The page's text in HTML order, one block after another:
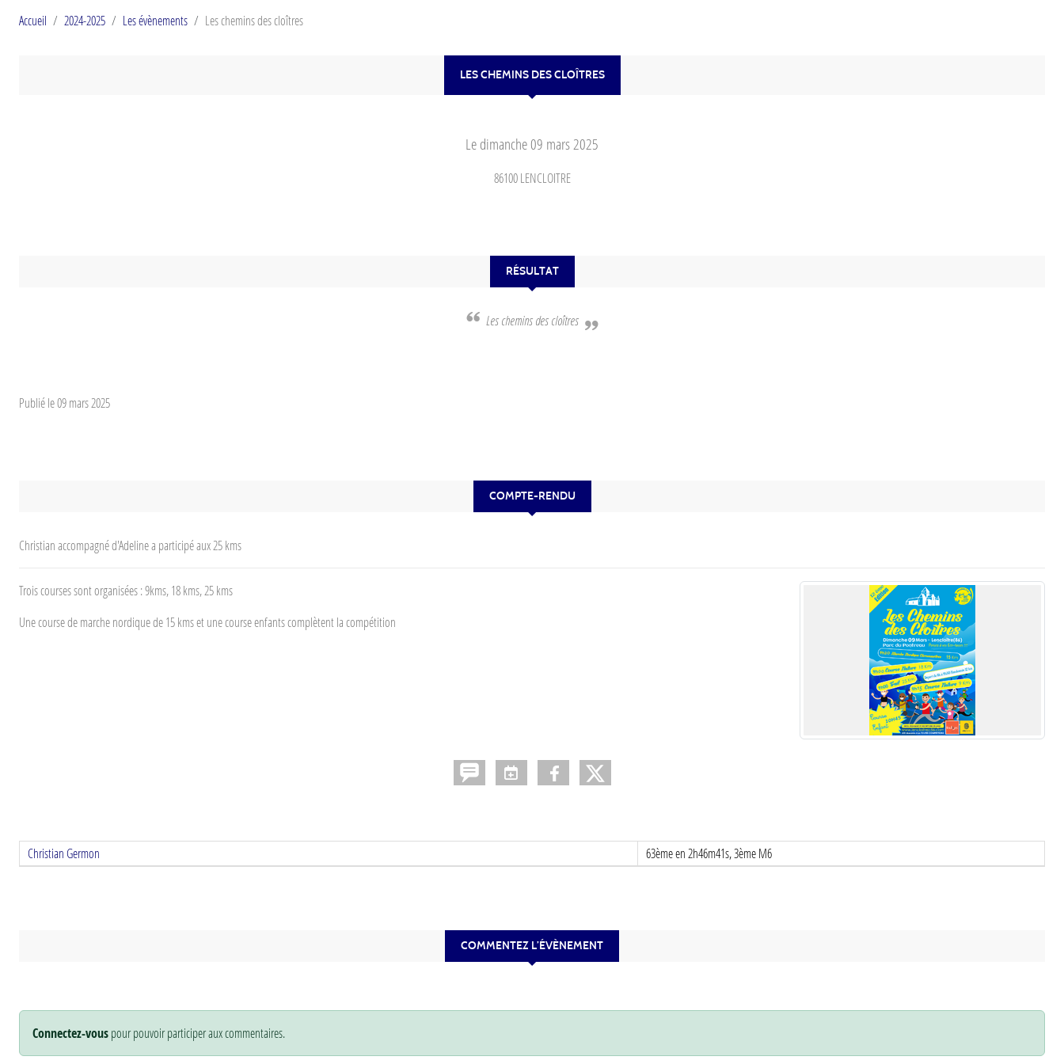
Accueil 2024-2025 Les évènements Les chemins des cloîtres
LES CHEMINS DES CLOÎTRES
Le dimanche09 mars 2025
86100 LENCLOITRE
RÉSULTAT
Les chemins des cloîtres
Publié le09 mars 2025
COMPTE-RENDU
Christian accompagné d'Adeline a participé aux 25 kms
Trois courses sont organisées : 9kms, 18 kms, 25 kms
Une course de marche nordique de 15 kms et une course enfants complètent la compétition
Christian Germon 63ème en 2h46m41s, 3ème M6
COMMENTEZ L’ÉVÈNEMENT
Connectez-vouspour pouvoir participer aux commentaires.